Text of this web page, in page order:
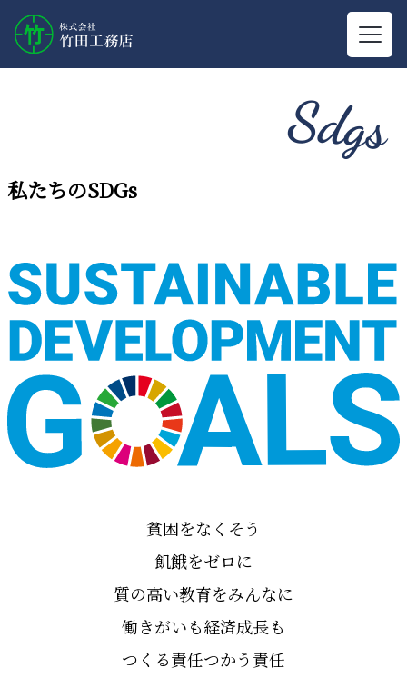
Sdgs
私たちのSDGs
貧困をなくそう
飢餓をゼロに
質の高い教育をみんなに
働きがいも経済成長も
つくる責任つかう責任